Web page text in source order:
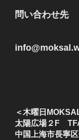
問い合わせ先
＜木曜日
太陽広場２F
中国上海市長寧